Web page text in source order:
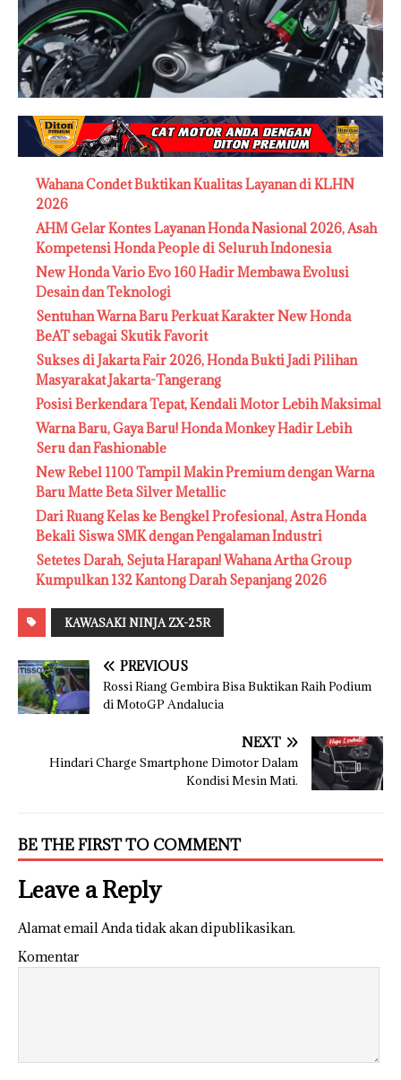
Wahana Condet Buktikan Kualitas Layanan di KLHN
2026
AHM Gelar Kontes Layanan Honda Nasional 2026, Asah
Kompetensi Honda People di Seluruh Indonesia
New Honda Vario Evo 160 Hadir Membawa Evolusi
Desain dan Teknologi
Sentuhan Warna Baru Perkuat Karakter New Honda
BeAT sebagai Skutik Favorit
Sukses di Jakarta Fair 2026, Honda Bukti Jadi Pilihan
Masyarakat Jakarta-Tangerang
Posisi Berkendara Tepat, Kendali Motor Lebih Maksimal
Warna Baru, Gaya Baru! Honda Monkey Hadir Lebih
Seru dan Fashionable
New Rebel 1100 Tampil Makin Premium dengan Warna
Baru Matte Beta Silver Metallic
Dari Ruang Kelas ke Bengkel Profesional, Astra Honda
Bekali Siswa SMK dengan Pengalaman Industri
Setetes Darah, Sejuta Harapan! Wahana Artha Group
Kumpulkan 132 Kantong Darah Sepanjang 2026
KAWASAKI NINJA ZX-25R
PREVIOUS
Rossi Riang Gembira Bisa Buktikan Raih Podium
di MotoGP Andalucia
NEXT
Hindari Charge Smartphone Dimotor Dalam
Kondisi Mesin Mati.
BE THE FIRST TO COMMENT
Leave a Reply
Alamat email Anda tidak akan dipublikasikan.
Komentar